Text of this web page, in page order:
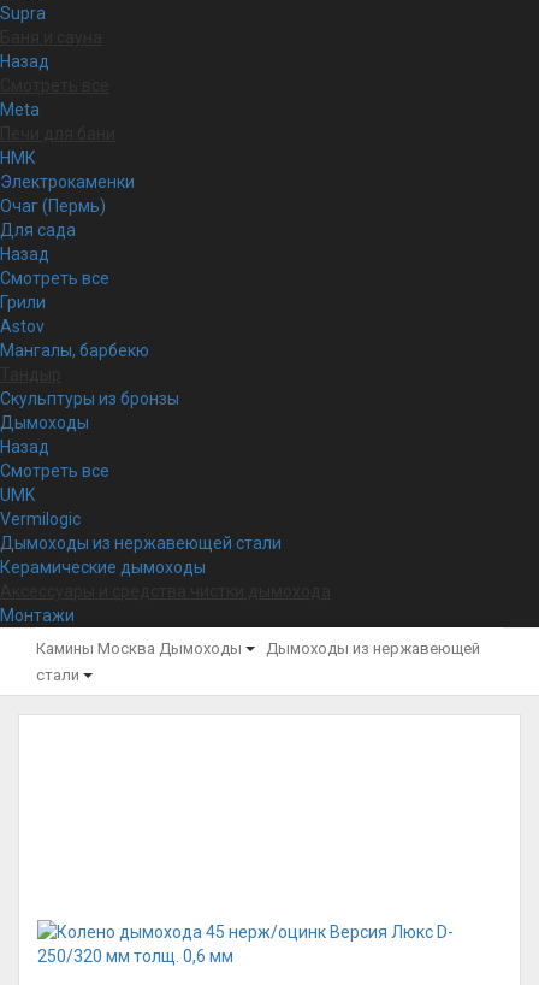
Supra
Назад
Meta
НМК
Электрокаменки
Очаг (Пермь)
Для сада
Назад
Смотреть все
Грили
Astov
Мангалы, барбекю
Скульптуры из бронзы
Дымоходы
Назад
Смотреть все
UMK
Vermilogic
Дымоходы из нержавеющей стали
Керамические дымоходы
Монтажи
Камины Москва Дымоходы
Дымоходы из нержавеющей
стали